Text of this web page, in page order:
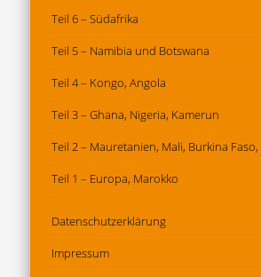
Teil 6 – Südafrika
Teil 5 – Namibia und Botswana
Teil 4 – Kongo, Angola
Teil 3 – Ghana, Nigeria, Kamerun
Teil 2 – Mauretanien, Mali, Burkina
Teil 1 – Europa, Marokko
Datenschutz­erklärung
Impressum